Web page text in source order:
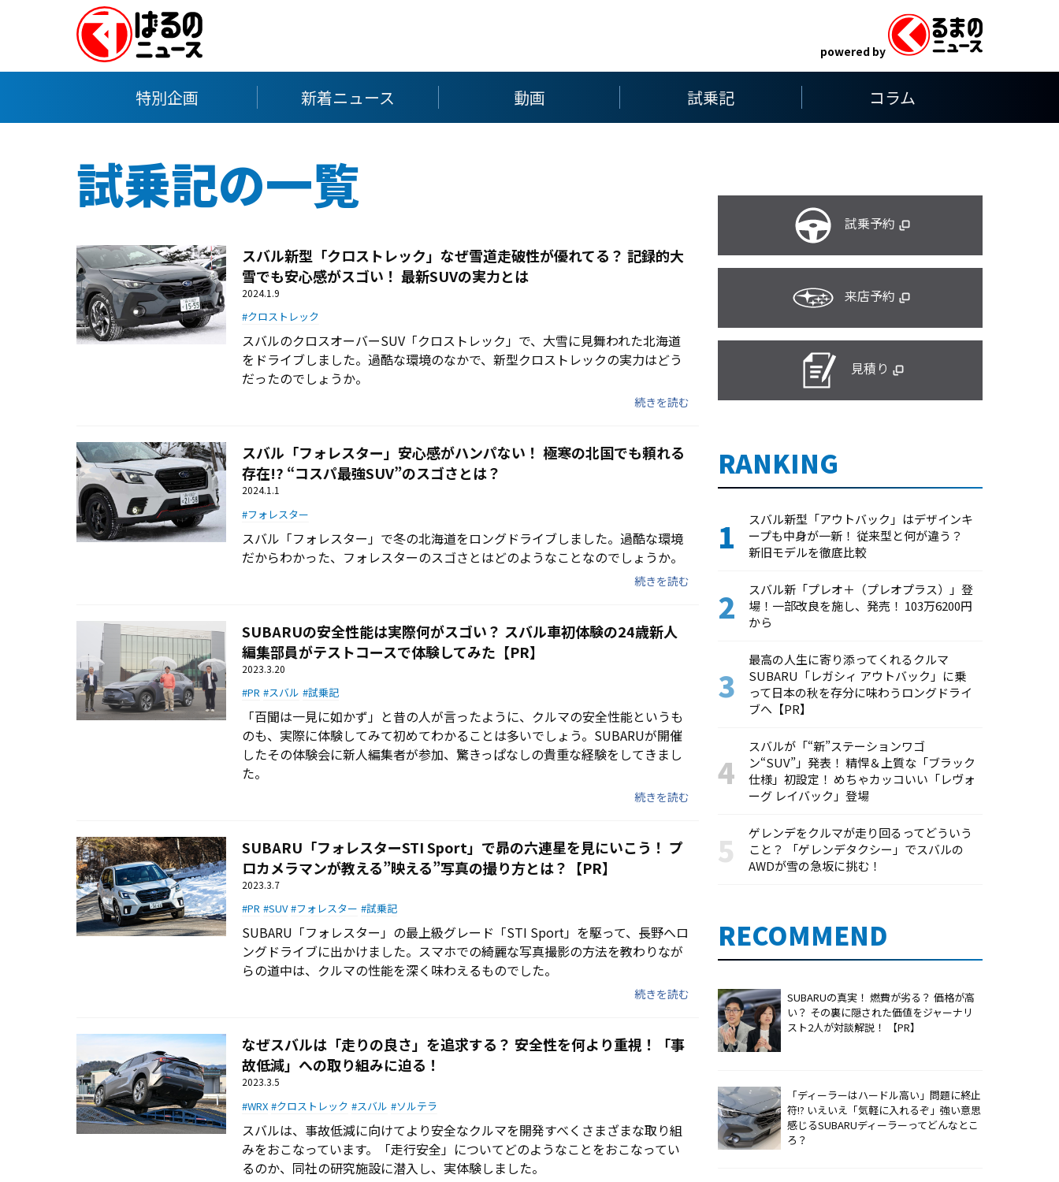
powered by
特別企画 新着ニュース 動画 試乗記 コラム
試乗記の一覧
スバル新型「クロストレック」なぜ雪道走破性が優れてる？ 記録的大
雪でも安心感がスゴい！ 最新SUVの実力とは
2024.1.9
クロストレック
スバルのクロスオーバーSUV「クロストレック」で、大雪に見舞われた北海道
をドライブしました。過酷な環境のなかで、新型クロストレックの実力はどう
だったのでしょうか。
続きを読む
スバル「フォレスター」安心感がハンパない！ 極寒の北国でも頼れる
存在!? “コスパ最強SUV”のスゴさとは？
2024.1.1
フォレスター
スバル「フォレスター」で冬の北海道をロングドライブしました。過酷な環境
だからわかった、フォレスターのスゴさとはどのようなことなのでしょうか。
続きを読む
SUBARUの安全性能は実際何がスゴい？ スバル車初体験の24歳新人
編集部員がテストコースで体験してみた【PR】
2023.3.20
PR スバル 試乗記
「百聞は一見に如かず」と昔の人が言ったように、クルマの安全性能というも
のも、実際に体験してみて初めてわかることは多いでしょう。SUBARUが開催
したその体験会に新人編集者が参加、驚きっぱなしの貴重な経験をしてきまし
た。
続きを読む
SUBARU「フォレスターSTI Sport」で昴の六連星を見にいこう！ プ
ロカメラマンが教える”映える”写真の撮り方とは？【PR】
2023.3.7
PR SUV フォレスター 試乗記
SUBARU「フォレスター」の最上級グレード「STI Sport」を駆って、長野へロ
ングドライブに出かけました。スマホでの綺麗な写真撮影の方法を教わりなが
らの道中は、クルマの性能を深く味わえるものでした。
続きを読む
なぜスバルは「走りの良さ」を追求する？ 安全性を何より重視！「事
故低減」への取り組みに迫る！
2023.3.5
WRX クロストレック スバル ソルテラ
スバルは、事故低減に向けてより安全なクルマを開発すべくさまざまな取り組
みをおこなっています。「走行安全」についてどのようなことをおこなってい
るのか、同社の研究施設に潜入し、実体験しました。
試乗予約
来店予約
見積り
RANKING
スバル新型「アウトバック」はデザインキ
ープも中身が一新！ 従来型と何が違う？
新旧モデルを徹底比較
スバル新「プレオ＋（プレオプラス）」登
場！一部改良を施し、発売！ 103万6200円
から
最高の人生に寄り添ってくれるクルマ
SUBARU「レガシィ アウトバック」に乗
って日本の秋を存分に味わうロングドライ
ブへ【PR】
スバルが「“新”ステーションワゴ
ン“SUV”」発表！ 精悍＆上質な「ブラック
仕様」初設定！ めちゃカッコいい「レヴォ
ーグ レイバック」登場
ゲレンデをクルマが走り回るってどういう
こと？ 「ゲレンデタクシー」でスバルの
AWDが雪の急坂に挑む！
RECOMMEND
SUBARUの真実！ 燃費が劣る？ 価格が高
い？ その裏に隠された価値をジャーナリ
スト2人が対談解説！ 【PR】
「ディーラーはハードル高い」問題に終止
符!? いえいえ「気軽に入れるぞ」強い意思
感じるSUBARUディーラーってどんなとこ
ろ？